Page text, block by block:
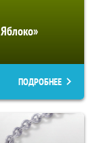
ПОДРОБНЕЕ